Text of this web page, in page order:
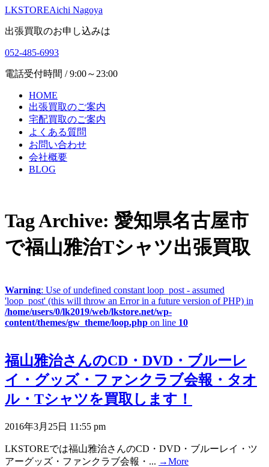
LKSTOREAichi Nagoya
出張買取のお申し込みは
052-485-6993
電話受付時間 / 9:00～23:00
HOME
出張買取のご案内
宅配買取のご案内
よくある質問
お問い合わせ
会社概要
BLOG
Tag Archive: 愛知県名古屋市
で福山雅治Tシャツ出張買取
Warning: Use of undefined constant loop_post - assumed
'loop_post' (this will throw an Error in a future version of PHP) in
/home/users/0/lk2019/web/lkstore.net/wp-
content/themes/gw_theme/loop.php on line 10
福山雅治さんのCD・DVD・ブルーレ
イ・グッズ・ファンクラブ会報・タオ
ル・Tシャツを買取します！
2016年3月25日 11:55 pm
LKSTOREでは福山雅治さんのCD・DVD・ブルーレイ・ツ
アーグッズ・ファンクラブ会報・... →More